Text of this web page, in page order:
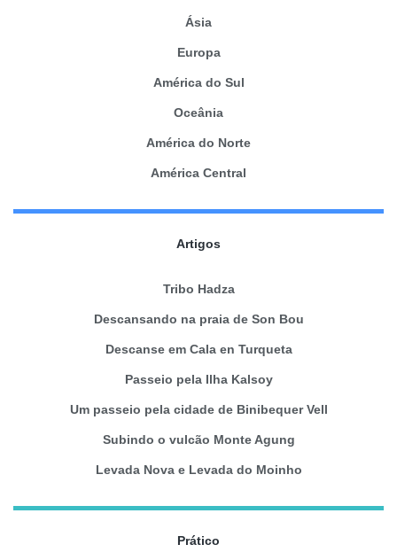
Ásia
Europa
América do Sul
Oceânia
América do Norte
América Central
Artigos
Tribo Hadza
Descansando na praia de Son Bou
Descanse em Cala en Turqueta
Passeio pela Ilha Kalsoy
Um passeio pela cidade de Binibequer Vell
Subindo o vulcão Monte Agung
Levada Nova e Levada do Moinho
Prático